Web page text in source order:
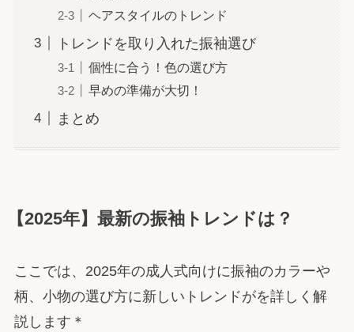
ヘアスタイルのトレンド
トレンドを取り入れた振袖選び
個性に合う！色の選び方
早めの準備が大切！
まとめ
【2025年】最新の振袖トレンドは？
ここでは、2025年の成人式向けに振袖のカラーや
柄、小物の選び方に新しいトレンドがを詳しく解
説します＊